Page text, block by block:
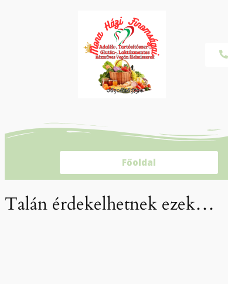
Főoldal
Talán érdekelhetnek ezek…